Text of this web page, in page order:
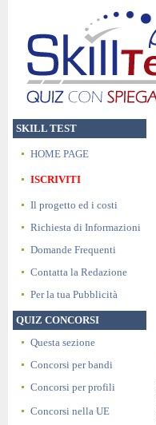
SKILL TEST
HOME PAGE
ISCRIVITI
Il progetto ed i costi
Richiesta di Informazioni
Domande Frequenti
Contatta la Redazione
Per la tua Pubblicità
QUIZ CONCORSI
Questa sezione
Concorsi per bandi
Concorsi per profili
Concorsi nella UE